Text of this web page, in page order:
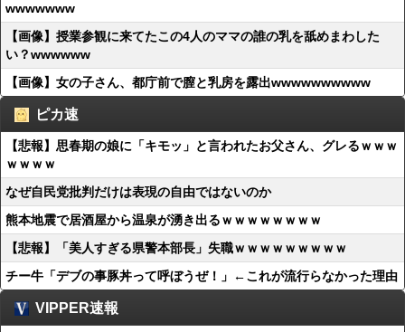
wwwwwww
【画像】授業参観に来てたこの4人のママの誰の乳を舐めまわした
い？wwwwww
【画像】女の子さん、都庁前で膣と乳房を露出wwwwwwwwww
ピカ速
【悲報】思春期の娘に「キモッ」と言われたお父さん、グレるｗｗｗ
ｗｗｗｗ
なぜ自民党批判だけは表現の自由ではないのか
熊本地震で居酒屋から温泉が湧き出るｗｗｗｗｗｗｗｗ
【悲報】「美人すぎる県警本部長」失職ｗｗｗｗｗｗｗｗｗ
チー牛「デブの事豚丼って呼ぼうぜ！」←これが流行らなかった理由
VIPPER速報